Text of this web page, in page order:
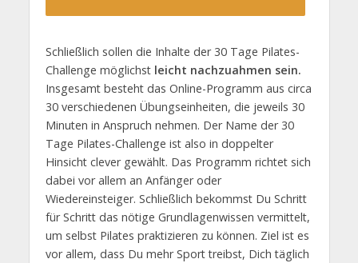
Schließlich sollen die Inhalte der 30 Tage Pilates-
Challenge möglichstleicht nachzuahmen sein.
Insgesamt besteht das Online-Programm aus circa
30 verschiedenen Übungseinheiten, die jeweils 30
Minuten in Anspruch nehmen. Der Name der 30
Tage Pilates-Challenge ist also in doppelter
Hinsicht clever gewählt. Das Programm richtet sich
dabei vor allem an Anfänger oder
Wiedereinsteiger. Schließlich bekommst Du Schritt
für Schritt das nötige Grundlagenwissen vermittelt,
um selbst Pilates praktizieren zu können. Ziel ist es
vor allem, dass Du mehr Sport treibst, Dich täglich